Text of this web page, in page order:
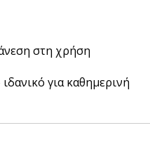
στη χρήση
για καθημερινή